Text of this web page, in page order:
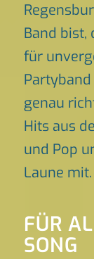
Band bist,
für
genau
Hits aus
und Pop
Laune mit.
FÜR
SONG